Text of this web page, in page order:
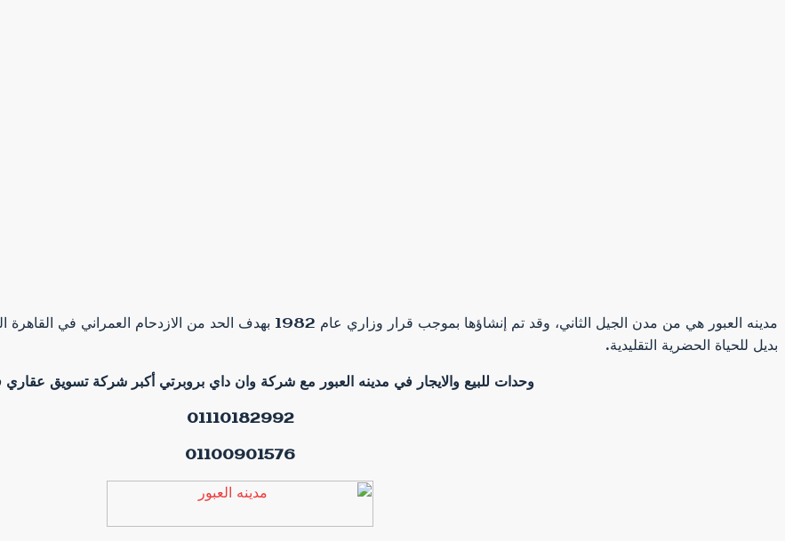
مدينه العبور هي من مدن الجيل الثاني، وقد تم إنشاؤها بموجب قرار وزاري عام 1982
بديل للحياة الحضرية التقليدية.
وحدات للبيع والايجار في مدينه العبور مع شركة وان داي بروبرتي أكبر شركة تسويق
01110182992
01100901576